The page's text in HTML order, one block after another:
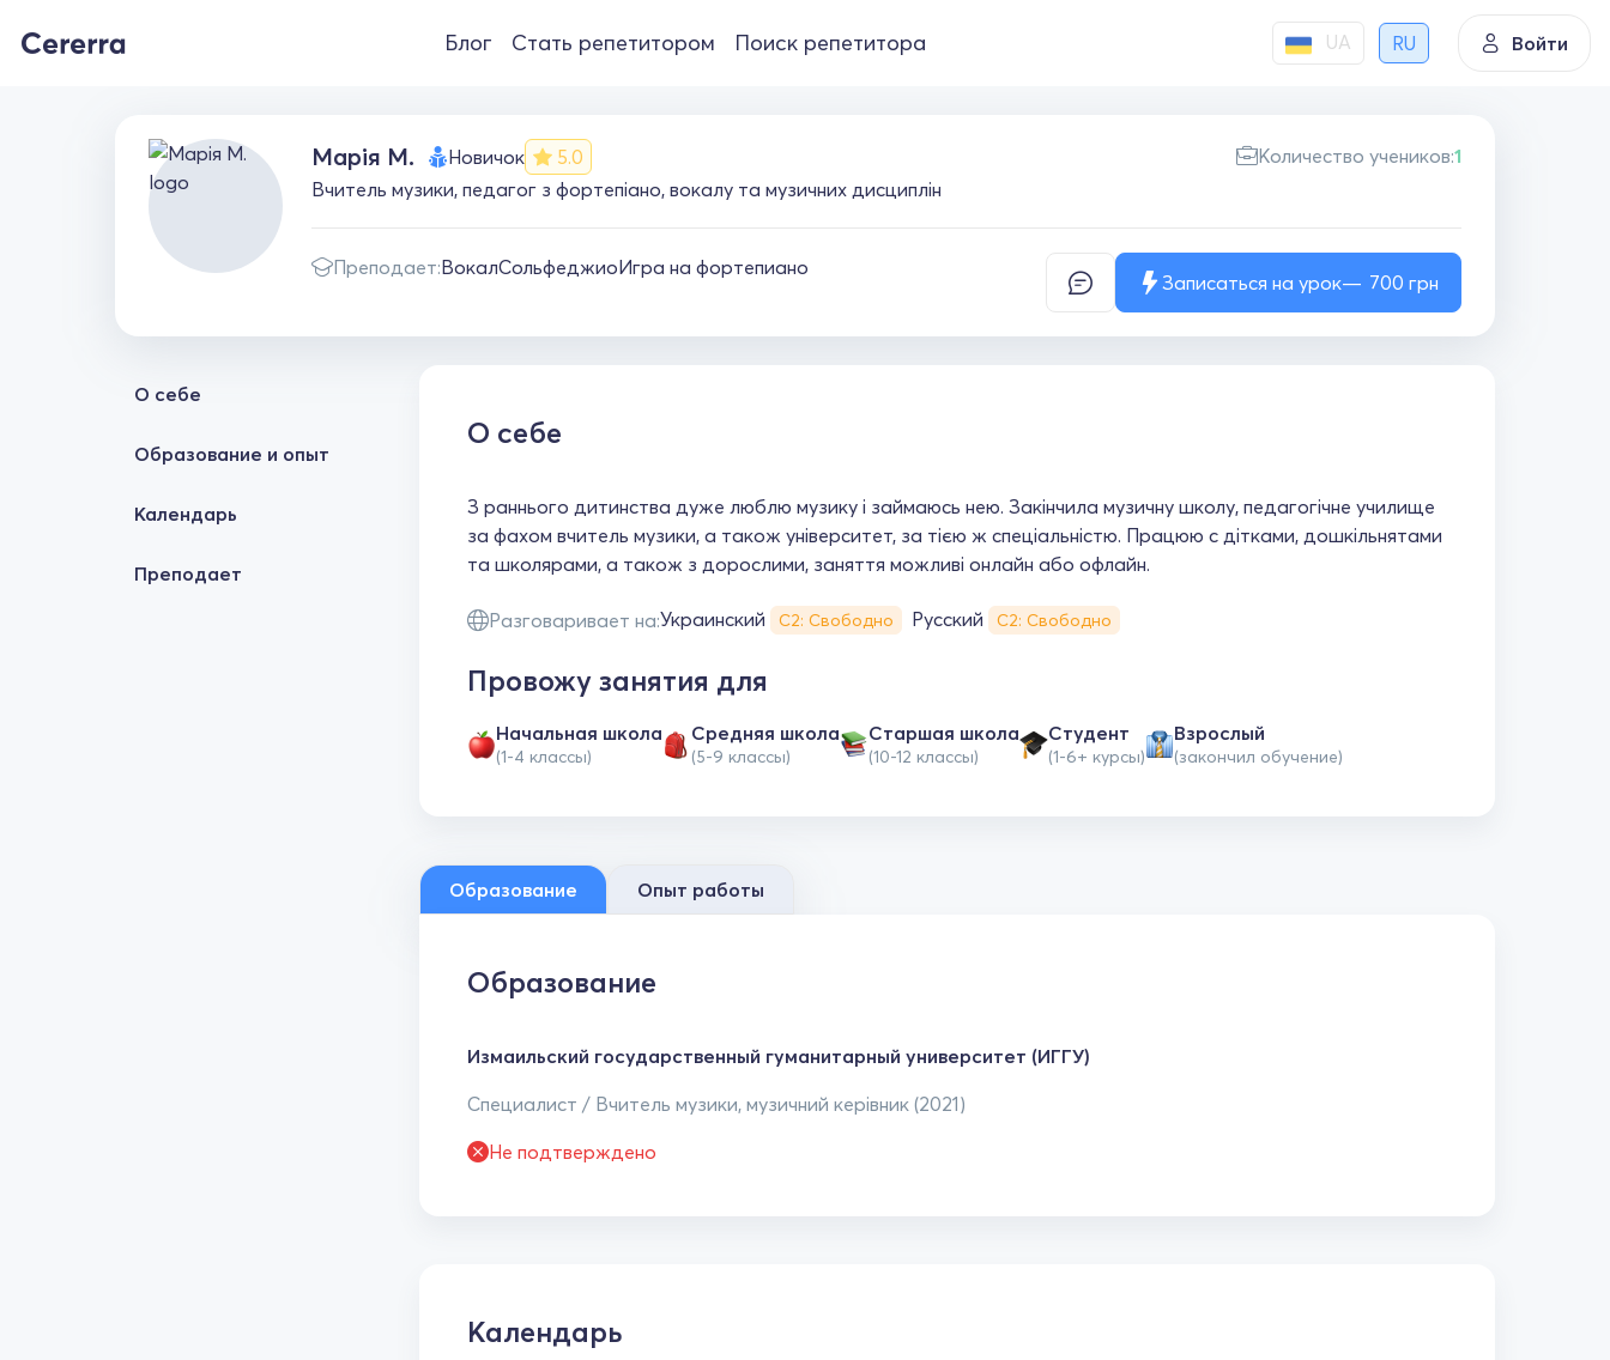
Блог Стать репетитором Поиск репетитора UA RU Войти
Марія М. Новичок
5.0
Вчитель музики, педагог з фортепіано, вокалу та музичних дисциплін
Преподает:ВокалСольфеджиоИгра на фортепиано
Количество учеников:1
Записаться на урок 700 грн
О себе
Образование и опыт
Календарь
Преподает
О себе
З раннього дитинства дуже люблю музику і займаюсь нею. Закінчила музичну школу, педагогічне училище
за фахом вчитель музики, а також університет, за тією ж спеціальністю. Працюю с дітками, дошкільнятами
та школярами, а також з дорослими, заняття можливі онлайн або офлайн.
Разговаривает на:Украинский С2: Свободно Русский С2: Свободно
Провожу занятия для
Начальная школа
(1-4 классы)
Средняя школа
(5-9 классы)
Cтаршая школа
(10-12 классы)
Студент
(1-6+ курсы)
Взрослый
(закончил обучение)
Образование Опыт работы
Образование
Измаильский государственный гуманитарный университет (ИГГУ)
Специалист / Вчитель музики, музичний керівник (2021)
Не подтверждено
Календарь